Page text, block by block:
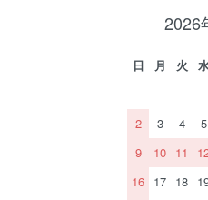
2026
日 月 火
2
3 4 5
9
10 11
16 17 18